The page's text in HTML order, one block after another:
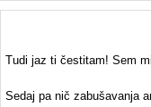
Tudi jaz ti čestitam! Sem
Sedaj pa nič zabušavanja